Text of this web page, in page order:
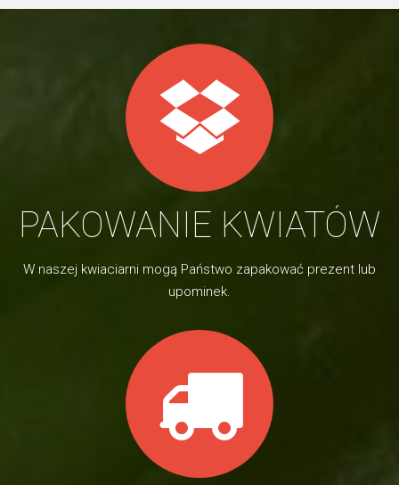
PAKOWANIE KWIATÓW
W naszej kwiaciarni mogą Państwo zapakować prezent lub
upominek.